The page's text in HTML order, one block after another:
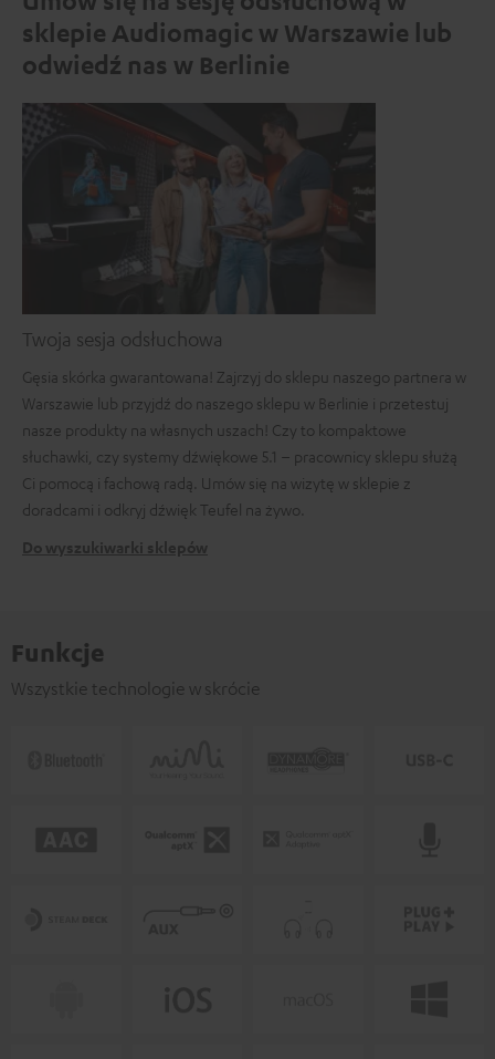
sklepie Audiomagic w Warszawie lub
odwiedź nas w Berlinie
Twoja sesja odsłuchowa
Gęsia skórka gwarantowana! Zajrzyj do sklepu naszego partnera w
Warszawie lub przyjdź do naszego sklepu w Berlinie i przetestuj
nasze produkty na własnych uszach! Czy to kompaktowe
słuchawki, czy systemy dźwiękowe 5.1 – pracownicy sklepu służą
Ci pomocą i fachową radą. Umów się na wizytę w sklepie z
doradcami i odkryj dźwięk Teufel na żywo.
Do wyszukiwarki sklepów
Funkcje
Wszystkie technologie w skrócie